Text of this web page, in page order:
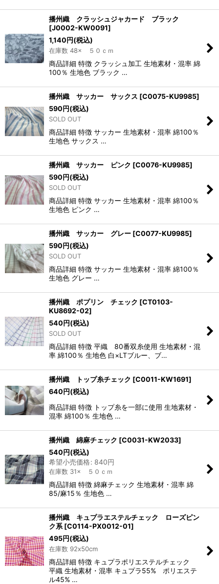
播州織 クラッシュジャカード ブラック
[J0002-KW0091]
1,140円(税込)
在庫数 48× ５０ｃｍ
商品詳細 特徴 クラッシュ加工 生地素材・混率 綿
100％ 生地色 ブラック …
播州織 サッカー サックス [C0075-KU9985]
590円(税込)
SOLD OUT
商品詳細 特徴 サッカー 生地素材・混率 綿100％
生地色 サックス …
播州織 サッカー ピンク [C0076-KU9985]
590円(税込)
SOLD OUT
商品詳細 特徴 サッカー 生地素材・混率 綿100％
生地色 ピンク …
播州織 サッカー グレー [C0077-KU9985]
590円(税込)
SOLD OUT
商品詳細 特徴 サッカー 生地素材・混率 綿100％
生地色 グレー …
播州織 ポプリン チェック [CT0103-
KU8692-02]
540円(税込)
SOLD OUT
商品詳細 特徴 平織 80番双糸使用 生地素材・混
率 綿100％ 生地色 白×LTブルー、ブ…
播州織 トップ糸チェック [C0011-KW1691]
640円(税込)
商品詳細 特徴 トップ糸を一部に使用 生地素材・
混率 綿100％ 生地色 …
播州織 綿麻チェック [C0031-KW2033]
540円(税込)
希望小売価格: 840円
在庫数 31× ５０ｃｍ
商品詳細 特徴 綿麻チェック 生地素材・混率 綿
85/麻15％ 生地色 …
播州織 キュプラエステルチェック ローズピン
ク系 [C0114-PX0012-01]
495円(税込)
在庫数 92x50cm
商品詳細 特徴 キュプラポリエステルチェック
平織 生地素材・混率 キュプラ55% ポリエステ
ル45% …